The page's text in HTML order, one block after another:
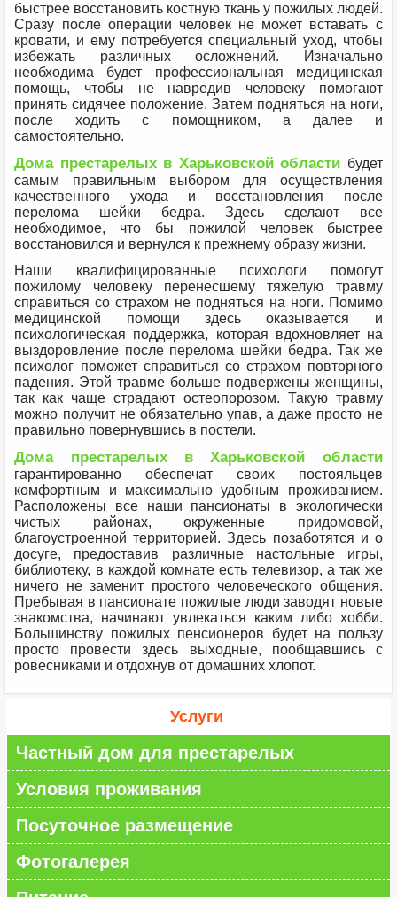
быстрее восстановить костную ткань у пожилых людей.
Сразу после операции человек не может вставать с
кровати, и ему потребуется специальный уход, чтобы
избежать различных осложнений. Изначально
необходима будет профессиональная медицинская
помощь, чтобы не навредив человеку помогают
принять сидячее положение. Затем подняться на ноги,
после ходить с помощником, а далее и
самостоятельно.
Дома престарелых в Харьковской области будет
самым правильным выбором для осуществления
качественного ухода и восстановления после
перелома шейки бедра. Здесь сделают все
необходимое, что бы пожилой человек быстрее
восстановился и вернулся к прежнему образу жизни.
Наши квалифицированные психологи помогут
пожилому человеку перенесшему тяжелую травму
справиться со страхом не подняться на ноги. Помимо
медицинской помощи здесь оказывается и
психологическая поддержка, которая вдохновляет на
выздоровление после перелома шейки бедра. Так же
психолог поможет справиться со страхом повторного
падения. Этой травме больше подвержены женщины,
так как чаще страдают остеопорозом. Такую травму
можно получит не обязательно упав, а даже просто не
правильно повернувшись в постели.
Дома престарелых в Харьковской области
гарантированно обеспечат своих постояльцев
комфортным и максимально удобным проживанием.
Расположены все наши пансионаты в экологически
чистых районах, окруженные придомовой,
благоустроенной территорией. Здесь позаботятся и о
досуге, предоставив различные настольные игры,
библиотеку, в каждой комнате есть телевизор, а так же
ничего не заменит простого человеческого общения.
Пребывая в пансионате пожилые люди заводят новые
знакомства, начинают увлекаться каким либо хобби.
Большинству пожилых пенсионеров будет на пользу
просто провести здесь выходные, пообщавшись с
ровесниками и отдохнув от домашних хлопот.
Услуги
Частный дом для престарелых
Условия проживания
Посуточное размещение
Фотогалерея